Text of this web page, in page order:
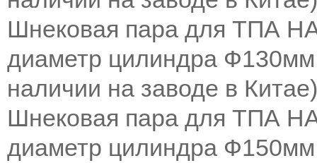
Шнековая пара для ТПА
диаметр цилиндра
наличии на заводе в Китае
Шнековая пара для ТПА
диаметр цилиндра